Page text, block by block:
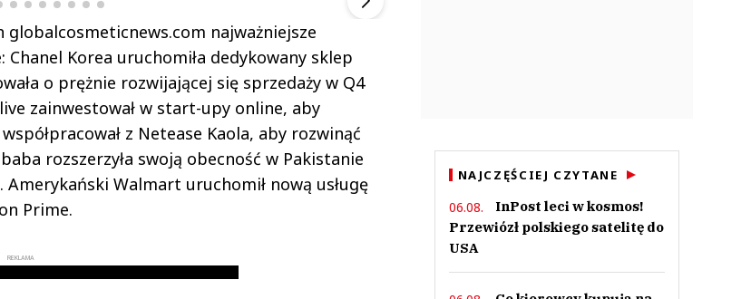
globalcosmeticnews.com najważniejsze
Korea uruchomiła dedykowany sklep
o prężnie rozwijającej się sprzedaży w Q4
zainwestował w start-upy online, aby
z Netease Kaola, aby rozwinąć
rozszerzyła swoją obecność w Pakistanie
Walmart uruchomił nową usługę
Prime.
REKLAMA
NAJCZĘŚCIEJ CZYTANE
06.08.
InPost leci w kosmos!
Przewiózł polskiego satelitę do
USA